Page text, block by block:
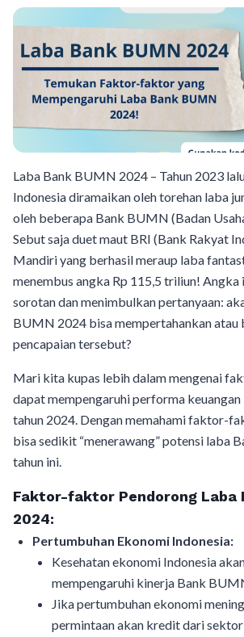
Laba Bank BUMN 2024 – Tahun 2023
Indonesia diramaikan oleh torehan laba
oleh beberapa Bank BUMN (Badan
Sebut saja duet maut BRI (Bank Rakyat
Mandiri yang berhasil meraup laba
menembus angka Rp 115,5 triliun! Angka
sorotan dan menimbulkan pertanyaan:
BUMN 2024 bisa mempertahankan atau
pencapaian tersebut?
Mari kita kupas lebih dalam mengenai
dapat mempengaruhi performa
tahun 2024. Dengan memahami faktor-
bisa sedikit “menerawang” potensi laba
tahun ini.
Faktor-faktor Pendorong Laba
2024:
Pertumbuhan Ekonomi Indonesia:
Kesehatan ekonomi Indonesia
mempengaruhi kinerja Bank
Jika pertumbuhan ekonomi
permintaan akan kredit dari